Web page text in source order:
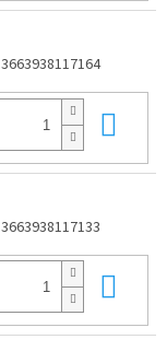
3663938117164
3663938117133